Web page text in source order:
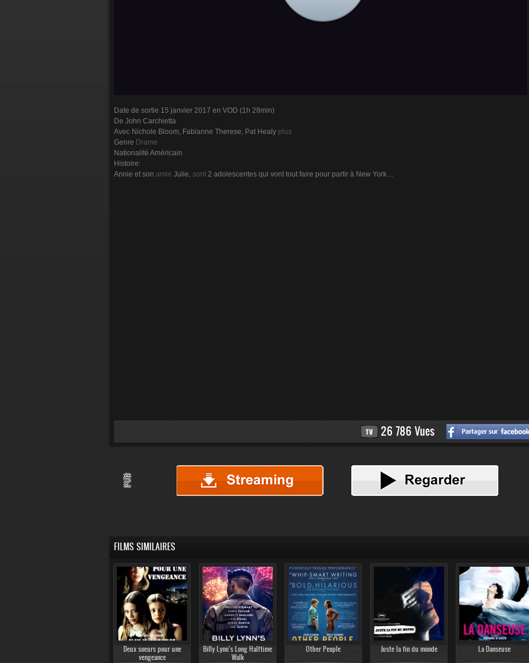
Date de sortie 15 janvier 2017 en VOD (1h 28min)
De John Carchietta
Avec Nichole Bloom, Fabianne Therese, Pat Healy plus
Genre Drame
Nationalité Américain
Histoire:
Annie et son amie Julie, sont 2 adolescentes qui vont tout faire pour partir à New York…
26 786 Vues
FILMS SIMILAIRES
Deux soeurs pour une
vengeance
Billy Lynn’s Long Halftime
Walk
Other People Juste la fin du monde La Danseuse